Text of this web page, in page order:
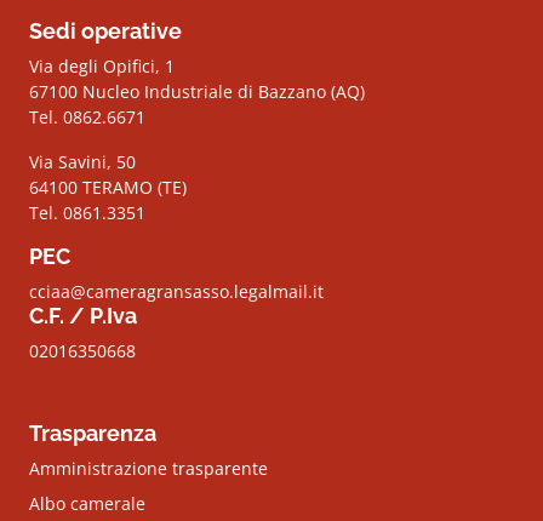
Sedi operative
Via degli Opifici, 1
67100 Nucleo Industriale di Bazzano (AQ)
Tel. 0862.6671
Via Savini, 50
64100 TERAMO (TE)
Tel. 0861.3351
PEC
cciaa@cameragransasso.legalmail.it
C.F. / P.Iva
02016350668
Trasparenza
Amministrazione trasparente
Albo camerale